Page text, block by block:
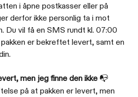
i åpne postkasser eller på
derfor ikke personlig ta i mot
Du vil få en SMS rundt kl. 07:00
er bekreftet levert, samt en
men jeg finne den ikke 📭
på at pakken er levert, men